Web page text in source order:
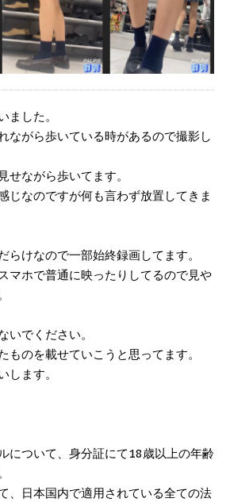
ました。
ながら歩いている時があるので撮影し
せながら歩いてます。
じなのですが何も言わず放置してきま
らけなので一部始終録画してます。
マホで普通に映ったりしてるので見や
いでください。
ものを載せていこうと思ってます。
します。
について、身分証にて18歳以上の年齢
、日本国内で適用されている全ての法